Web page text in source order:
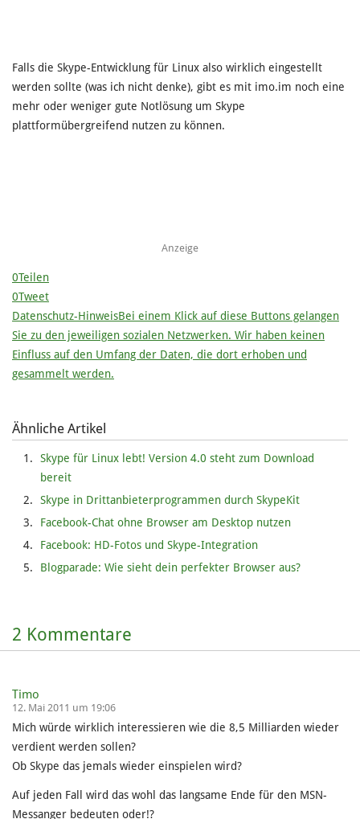
Falls die Skype-Entwicklung für Linux also wirklich eingestellt
werden sollte (was ich nicht denke), gibt es mit imo.im noch eine
mehr oder weniger gute Notlösung um Skype
plattformübergreifend nutzen zu können.
Anzeige
0Teilen
0Tweet
Datenschutz-HinweisBei einem Klick auf diese Buttons gelangen
Sie zu den jeweiligen sozialen Netzwerken. Wir haben keinen
Einfluss auf den Umfang der Daten, die dort erhoben und
gesammelt werden.
Ähnliche Artikel
Skype für Linux lebt! Version 4.0 steht zum Download
bereit
Skype in Drittanbieterprogrammen durch SkypeKit
Facebook-Chat ohne Browser am Desktop nutzen
Facebook: HD-Fotos und Skype-Integration
Blogparade: Wie sieht dein perfekter Browser aus?
2 Kommentare
Timo
12. Mai 2011 um 19:06
Mich würde wirklich interessieren wie die 8,5 Milliarden wieder
verdient werden sollen?
Ob Skype das jemals wieder einspielen wird?
Auf jeden Fall wird das wohl das langsame Ende für den MSN-
Messanger bedeuten oder!?